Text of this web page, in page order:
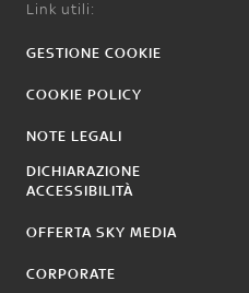
Link utili:
GESTIONE COOKIE
COOKIE POLICY
NOTE LEGALI
DICHIARAZIONE
ACCESSIBILITÀ
OFFERTA SKY MEDIA
CORPORATE